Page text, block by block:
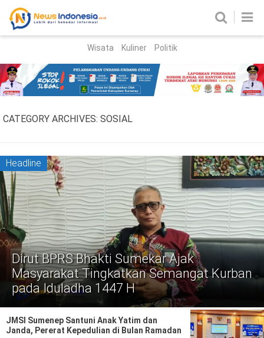
Parlemen
Nasional
Peristiwa
Hukum Kriminal
Korupsi
Politik
Gaya Hidup
Kesehatan Kuliner
Wisata Kuliner Politik
CATEGORY ARCHIVES: SOSIAL
Headline
Dirut BPRS Bhakti Sumekar Ajak
Masyarakat Tingkatkan Semangat Kurban
pada Iduladha 1447 H
JMSI Sumenep Santuni Anak Yatim dan
Janda, Pererat Kepedulian di Bulan Ramadan